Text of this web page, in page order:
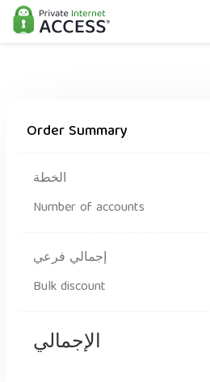
Order Summary
الخطة
Number of accounts
إجمالي فرعي
Bulk discount
الإجمالي